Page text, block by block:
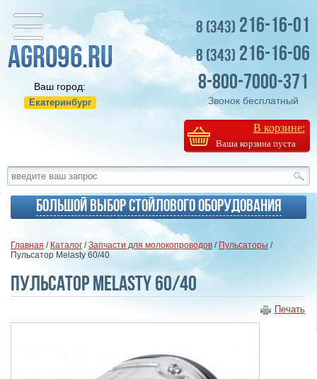
Ваш город:
Екатеринбург
8 (343) 216-16-01
8 (343) 216-16-06
8-800-7000-371
Звонок бесплатный
В корзине:
Ваша корзина пуста
Большой выбор стойлового оборудования
Главная / Каталог /Запчасти для молокопроводов / Пульсаторы /
Пульсатор Melasty 60/40
Пульсатор Melasty 60/40
Печать